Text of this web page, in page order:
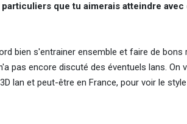
que tu aimerais atteindre avec
bien s'entrainer ensemble et faire de bons
pas encore discuté des éventuels lans. On
lan et peut-être en France, pour voir le